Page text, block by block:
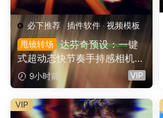
必下推荐· 插件软件 ·视频模板
甩镜转场 达芬奇预设：一键
式超动态快节奏手持感相机摇
晃运动甩镜头无缝转场过渡
支持横竖屏（16158）
9小时前 VIP
VIP